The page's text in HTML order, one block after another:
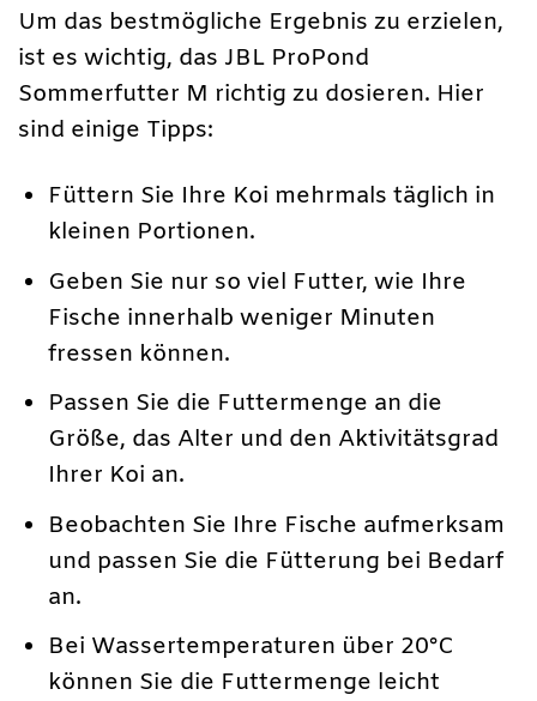
Um das bestmögliche Ergebnis zu erzielen,
ist es wichtig, das JBL ProPond
Sommerfutter M richtig zu dosieren. Hier
sind einige Tipps:
Füttern Sie Ihre Koi mehrmals täglich in
kleinen Portionen.
Geben Sie nur so viel Futter, wie Ihre
Fische innerhalb weniger Minuten
fressen können.
Passen Sie die Futtermenge an die
Größe, das Alter und den Aktivitätsgrad
Ihrer Koi an.
Beobachten Sie Ihre Fische aufmerksam
und passen Sie die Fütterung bei Bedarf
an.
Bei Wassertemperaturen über 20°C
können Sie die Futtermenge leicht